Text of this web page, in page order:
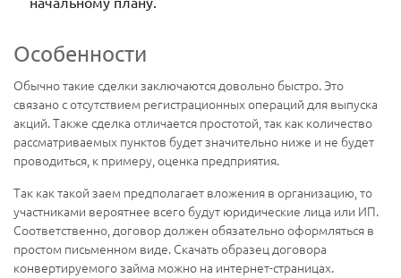
Особенности
Обычно такие сделки заключаются довольно быстро. Это
связано с отсутствием регистрационных операций для выпуска
акций. Также сделка отличается простотой, так как количество
рассматриваемых пунктов будет значительно ниже и не будет
проводиться, к примеру, оценка предприятия.
Так как такой заем предполагает вложения в организацию, то
участниками вероятнее всего будут юридические лица или ИП.
Соответственно, договор должен обязательно оформляться в
простом письменном виде. Скачать образец договора
конвертируемого займа можно на интернет-страницах.